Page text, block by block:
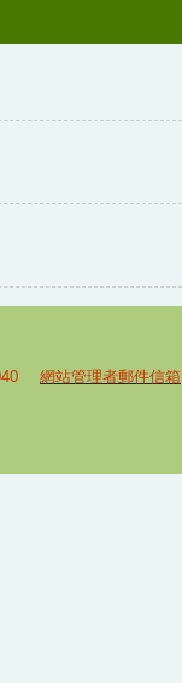
網站管理者郵件信箱